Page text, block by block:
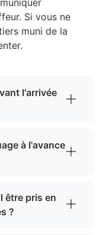
Si vous ne
muni de la
l'arrivée
à l'avance
être pris en
?